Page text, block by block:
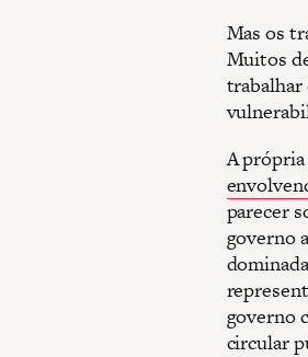
Mas os
Muitos
trabalhar
A própria
parecer
governo
governo
circular